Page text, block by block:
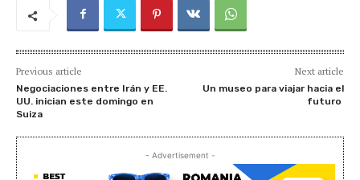
Previous article
Negociaciones entre Irán y EE.
UU. inician este domingo en
Suiza
Next article
Un museo para viajar hacia el
futuro
- Advertisement -